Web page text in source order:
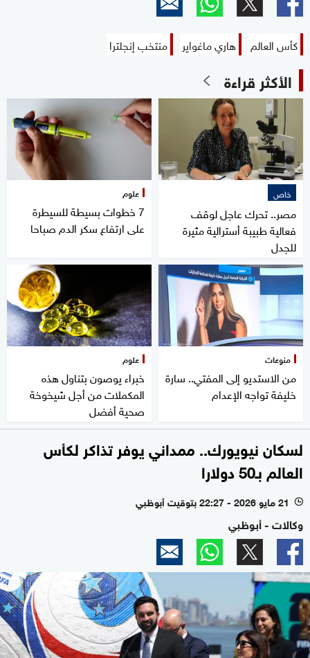
كأس العالم هاري ماغواير منتخب إنجلترا
الأكثر قراءة
خاص
مصر.. تحرك عاجل لوقف
فعالية طبيبة أسترالية مثيرة
للجدل
علوم
7 خطوات بسيطة للسيطرة
على ارتفاع سكر الدم صباحا
منوعات
من الاستديو إلى المفتي.. سارة
خليفة تواجه الإعدام
علوم
خبراء يوصون بتناول هذه
المكملات من أجل شيخوخة
صحية أفضل
لسكان نيويورك.. ممداني يوفر تذاكر لكأس
العالم بـ50 دولارا
l 21 مايو 2026 - 22:27 بتوقيت أبوظبي
وكالات - أبوظبي